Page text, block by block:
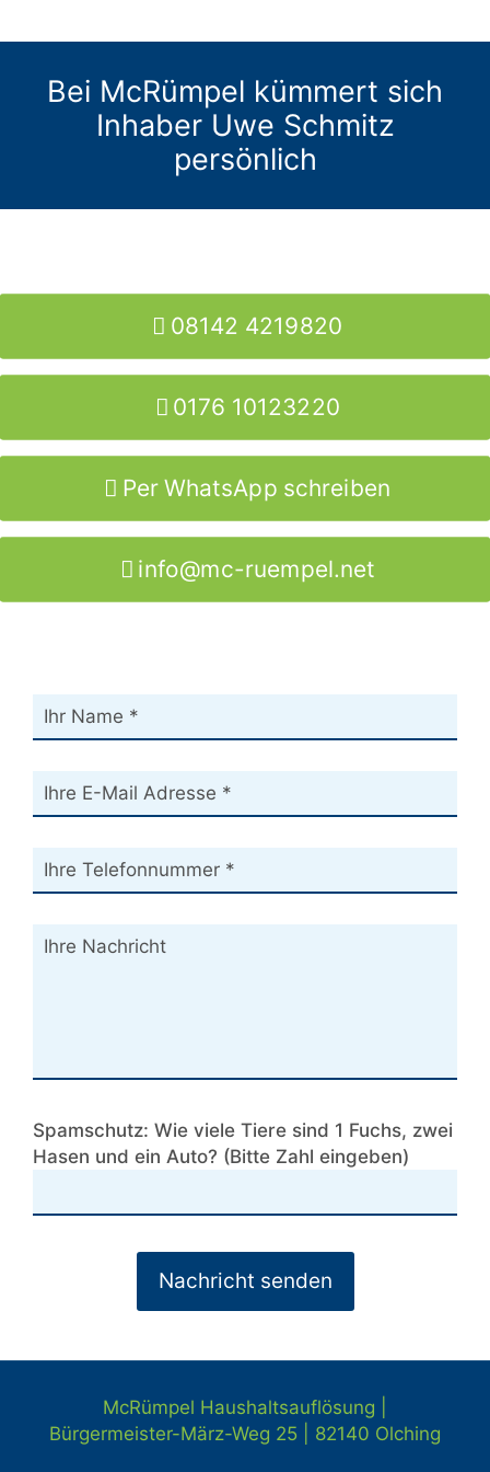
Bei McRümpel kümmert sich
Inhaber Uwe Schmitz
persönlich
08142 4219820
0176 10123220
Per WhatsApp schreiben
info@mc-ruempel.net
Spamschutz: Wie viele Tiere sind 1 Fuchs, zwei
Hasen und ein Auto? (Bitte Zahl eingeben)
McRümpel Haushaltsauflösung |
Bürgermeister-März-Weg 25 | 82140 Olching